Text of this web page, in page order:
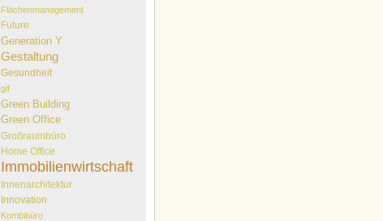
Flächenmanagement
Future
Generation Y
Gestaltung
Gesundheit
gif
Green Building
Green Office
Großraumbüro
Home Office
Immobilienwirtschaft
Innenarchitektur
Innovation
Kombibüro